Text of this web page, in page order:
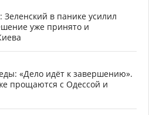
Зеленский в панике усилил
уже принято и
«Дело идёт к завершению».
прощаются с Одессой и